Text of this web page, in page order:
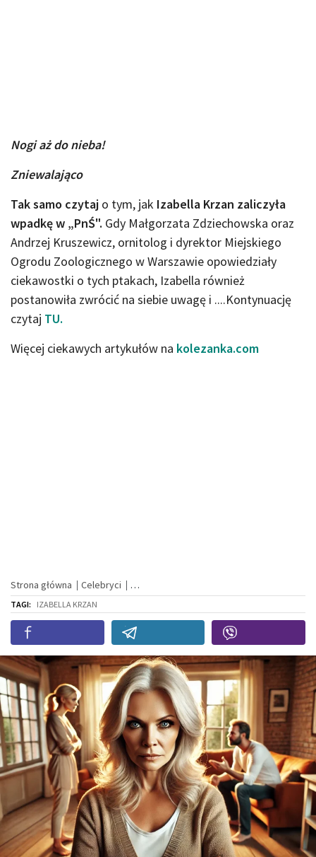
Nogi aż do nieba!
Zniewalająco
Tak samo czytaj o tym, jak Izabella Krzan zaliczyła
wpadkę w „PnŚ". Gdy Małgorzata Zdziechowska oraz
Andrzej Kruszewicz, ornitolog i dyrektor Miejskiego
Ogrodu Zoologicznego w Warszawie opowiedziały
ciekawostki o tych ptakach, Izabella również
postanowiła zwrócić na siebie uwagę i ....Kontynuację
czytaj TU.
Więcej ciekawych artykułów na kolezanka.com
Strona główna Celebryci
TAGI: IZABELLA KRZAN